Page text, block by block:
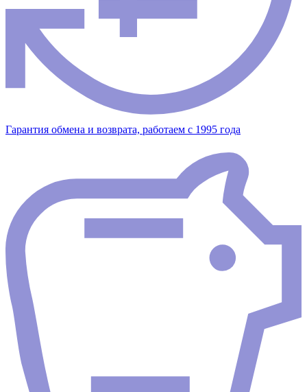
Гарантия обмена и возврата, работаем с 1995 года